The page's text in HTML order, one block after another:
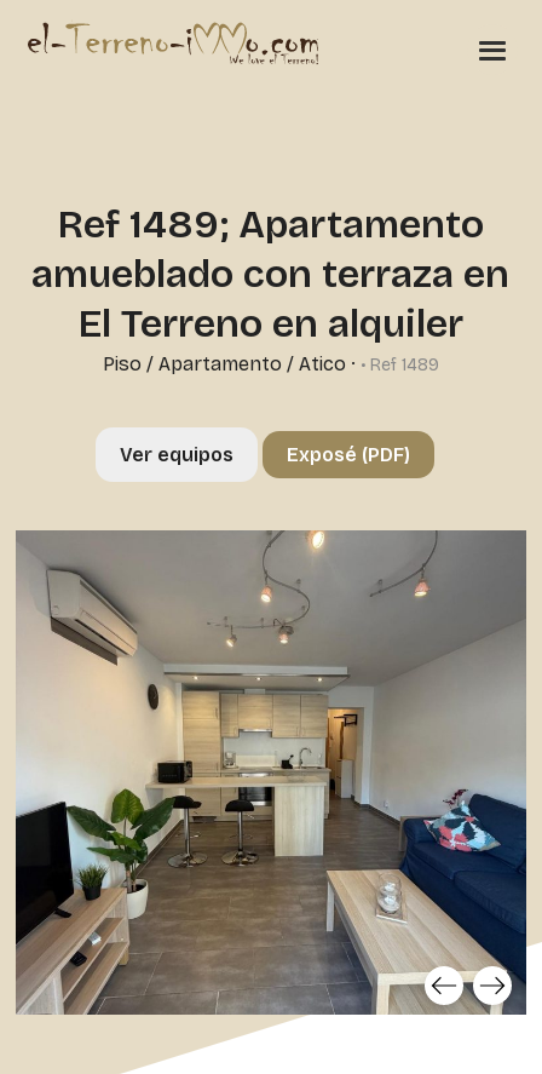
Ref 1489; Apartamento
amueblado con terraza en
El Terreno en alquiler
Piso / Apartamento / Atico · • Ref 1489
Ver equipos Exposé (PDF)